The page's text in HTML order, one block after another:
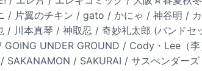
/ 片翼のチキン / gato / かにゃ / 神谷明 /
/ 川本真琴 / 神取忍 / 奇妙礼太郎 (バンド
UNDER GROUND / Cody・Lee（
SAKANAMON / SAKURAI / サスぺンダー